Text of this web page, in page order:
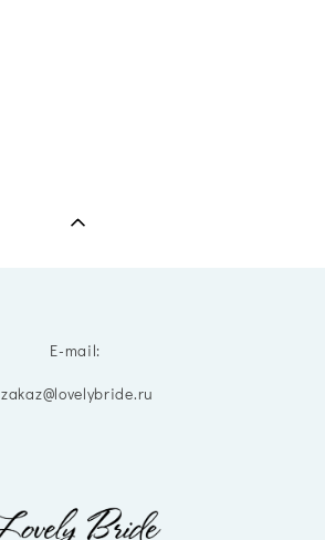
E-mail:
zakaz@lovelybride.ru